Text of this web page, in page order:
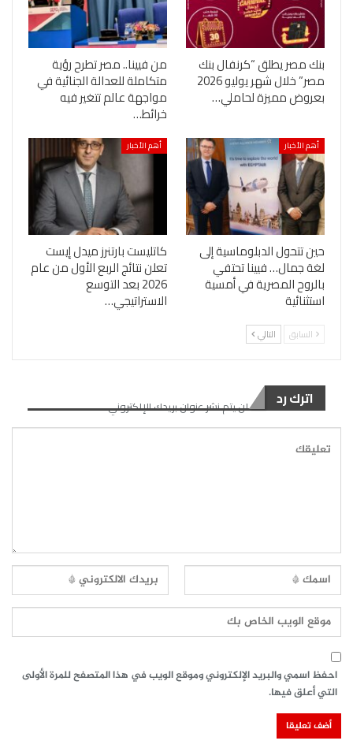
بنك مصر يطلق “كرنفال بنك
مصر” خلال شهر يوليو 2026
بعروض مميزة لحاملي…
من فيينا.. مصر تطرح رؤية
متكاملة للعدالة الجنائية في
مواجهة عالم تتغير فيه
خرائط…
أهم الأخبار
حين تتحول الدبلوماسية إلى
لغة جمال… فيينا تحتفي
بالروح المصرية في أمسية
استثنائية
أهم الأخبار
كاتليست بارتنرز ميدل إيست
تعلن نتائج الربع الأول من عام
2026 بعد التوسع
الاستراتيجي…
السابق التالي
اترك رد لن يتم نشر عنوان بريدك الإلكتروني.
احفظ اسمي والبريد الإلكتروني وموقع الويب في هذا المتصفح للمرة الأولى
التي أعلق فيها.